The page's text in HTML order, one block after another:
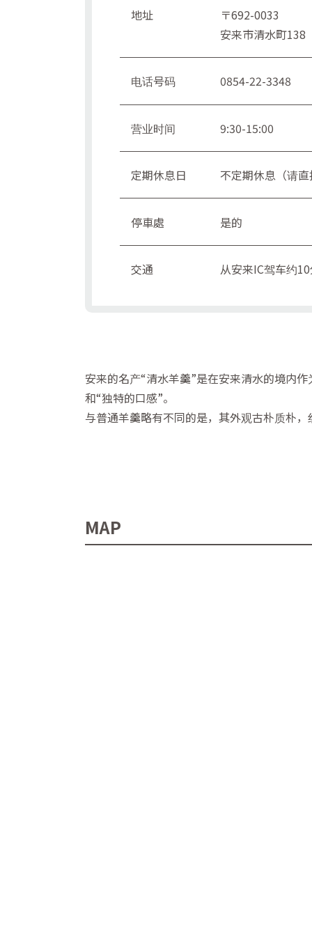
地址
〒692-0033
安来市清水町138
电话号码 0854-22-3348
营业时间 9:30-15:00
定期休息日 不定期休息（请
停車處 是的
交通 从安来IC驾车约
安来的名产“清水羊羹”是在安来清水的境内
和“独特的口感”。
与普通羊羹略有不同的是，其外观古朴质朴
MAP